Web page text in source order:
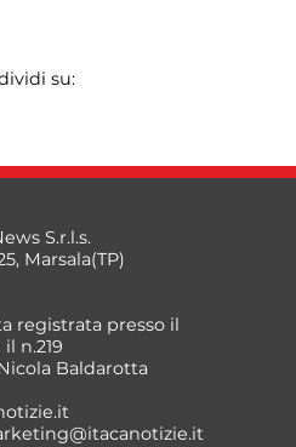
su:
S.r.l.s.
Marsala(TP)
registrata presso il
n.219
Baldarotta